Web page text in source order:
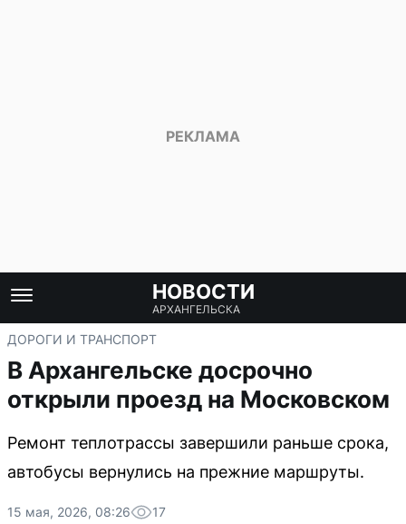
НОВОСТИ
АРХАНГЕЛЬСКА
ДОРОГИ И ТРАНСПОРТ
В Архангельске досрочно
открыли проезд на Московском
Ремонт теплотрассы завершили раньше срока,
автобусы вернулись на прежние маршруты.
15 мая, 2026, 08:26 17